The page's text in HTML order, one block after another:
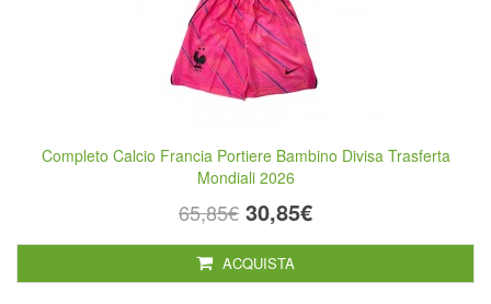
Completo Calcio Francia Portiere Bambino Divisa Trasferta
Mondiali 2026
65,85€ 30,85€
ACQUISTA